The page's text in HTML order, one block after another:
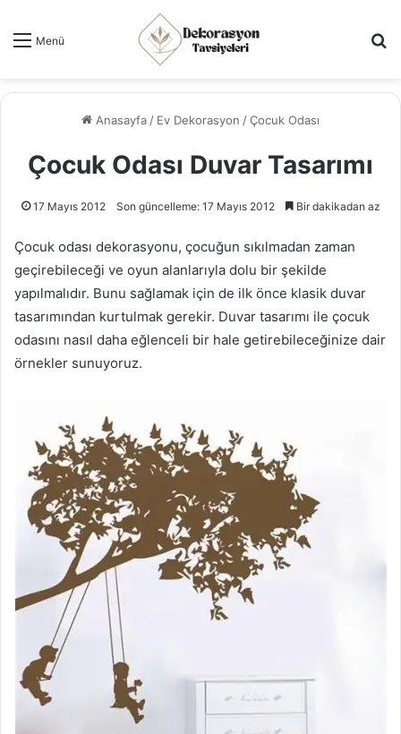
Menü
Anasayfa / Ev Dekorasyon /Çocuk Odası
Çocuk Odası Duvar Tasarımı
17 Mayıs 2012 Son güncelleme: 17 Mayıs 2012 Bir dakikadan az
Çocuk odası dekorasyonu, çocuğun sıkılmadan zaman
geçirebileceği ve oyun alanlarıyla dolu bir şekilde
yapılmalıdır. Bunu sağlamak için de ilk önce klasik duvar
tasarımından kurtulmak gerekir. Duvar tasarımı ile çocuk
odasını nasıl daha eğlenceli bir hale getirebileceğinize dair
örnekler sunuyoruz.